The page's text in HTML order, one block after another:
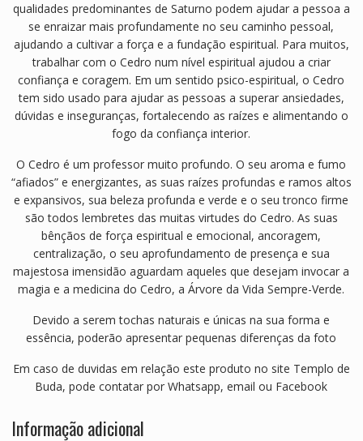
qualidades predominantes de Saturno podem ajudar a pessoa a
se enraizar mais profundamente no seu caminho pessoal,
ajudando a cultivar a força e a fundação espiritual. Para muitos,
trabalhar com o Cedro num nível espiritual ajudou a criar
confiança e coragem. Em um sentido psico-espiritual, o Cedro
tem sido usado para ajudar as pessoas a superar ansiedades,
dúvidas e inseguranças, fortalecendo as raízes e alimentando o
fogo da confiança interior.
O Cedro é um professor muito profundo. O seu aroma e fumo
“afiados” e energizantes, as suas raízes profundas e ramos altos
e expansivos, sua beleza profunda e verde e o seu tronco firme
são todos lembretes das muitas virtudes do Cedro. As suas
bênçãos de força espiritual e emocional, ancoragem,
centralização, o seu aprofundamento de presença e sua
majestosa imensidão aguardam aqueles que desejam invocar a
magia e a medicina do Cedro, a Árvore da Vida Sempre-Verde.
Devido a serem tochas naturais e únicas na sua forma e
essência, poderão apresentar pequenas diferenças da foto
Em caso de duvidas em relação este produto no site Templo de
Buda, pode contatar por Whatsapp, email ou Facebook
Informação adicional